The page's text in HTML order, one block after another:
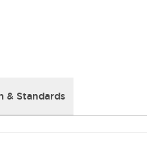
& Standards